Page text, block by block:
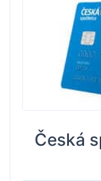
Česká